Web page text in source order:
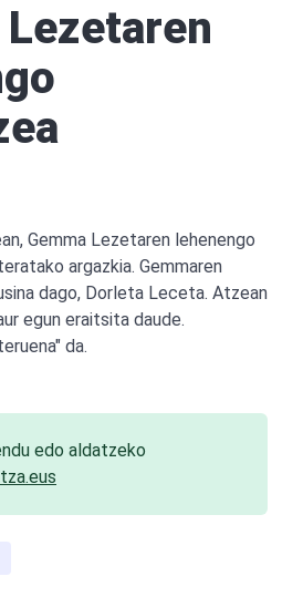
Lezetaren
Gemma Lezetaren lehenengo
argazkia. Gemmaren
dago, Dorleta Leceta. Atzean
egun eraitsita daude.
da.
edo aldatzeko